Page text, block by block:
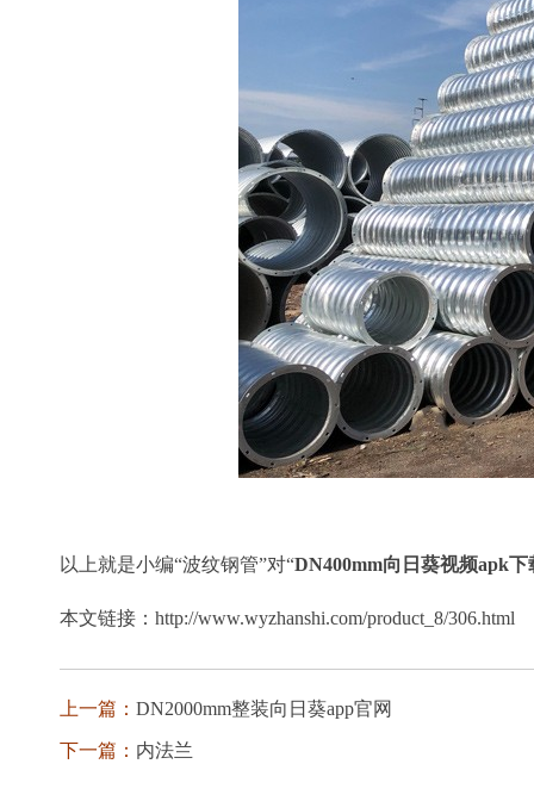
以上就是小编“波纹钢管”对“DN400mm向日葵视频apk下
本文链接：http://www.wyzhanshi.com/product_8/306.html
上一篇： DN2000mm整装向日葵app官网
下一篇： 内法兰